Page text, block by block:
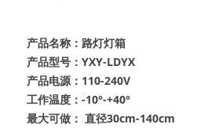
产品名称：路灯灯箱
产品型号：YXY-LDYX
产品电源：110-240V
工作温度：-10°-+40°
最大可做： 直径30cm-140cm